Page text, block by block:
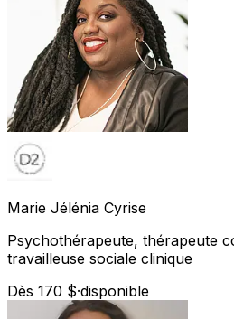
Marie Jélénia Cyrise
Psychothérapeute, thérapeute
travailleuse sociale clinique
Dès 170 $·disponible